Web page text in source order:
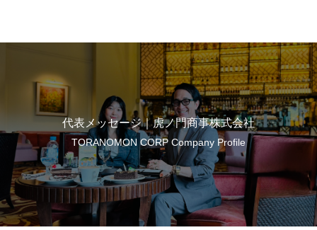
代表メッセージ｜虎ノ門商事株式会社
TORANOMON CORP Company Profile